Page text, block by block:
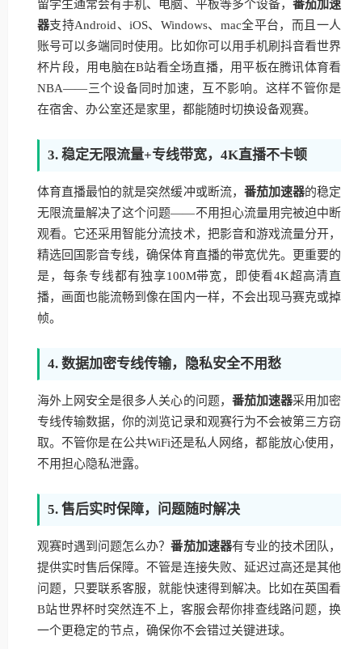
留学生通常会有手机、电脑、平板等多个设备， 番茄加速
器支持Android、iOS、Windows、mac全平台，而且一人
账号可以多端同时使用。比如你可以用手机刷抖音看世界
杯片段，用电脑在B站看全场直播，用平板在腾讯体育看
NBA——三个设备同时加速，互不影响。这样不管你是
在宿舍、办公室还是家里，都能随时切换设备观赛。
3. 稳定无限流量+专线带宽，4K直播不卡顿
体育直播最怕的就是突然缓冲或断流， 番茄加速器的稳定
无限流量解决了这个问题——不用担心流量用完被迫中断
观看。它还采用智能分流技术，把影音和游戏流量分开，
精选回国影音专线，确保体育直播的带宽优先。更重要的
是，每条专线都有独享100M带宽，即使看4K超高清直
播，画面也能流畅到像在国内一样，不会出现马赛克或掉
帧。
4. 数据加密专线传输，隐私安全不用愁
海外上网安全是很多人关心的问题， 番茄加速器采用加密
专线传输数据，你的浏览记录和观赛行为不会被第三方窃
取。不管你是在公共WiFi还是私人网络，都能放心使用，
不用担心隐私泄露。
5. 售后实时保障，问题随时解决
观赛时遇到问题怎么办？番茄加速器有专业的技术团队，
提供实时售后保障。不管是连接失败、延迟过高还是其他
问题，只要联系客服，就能快速得到解决。比如在英国看
B站世界杯时突然连不上，客服会帮你排查线路问题，换
一个更稳定的节点，确保你不会错过关键进球。